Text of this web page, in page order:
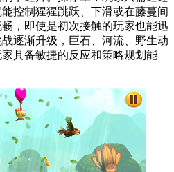
控制猩猩跳跃、下滑或在藤蔓间
，即使是初次接触的玩家也能迅
逐渐升级，巨石、河流、野生动
具备敏捷的反应和策略规划能